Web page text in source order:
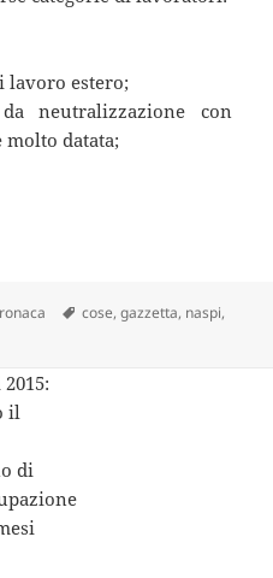
lavoro estero;
neutralizzazione con
datata;
Tag
cose,gazzetta, naspi,
Calcolo e Durata Naspi 2016: tutte le